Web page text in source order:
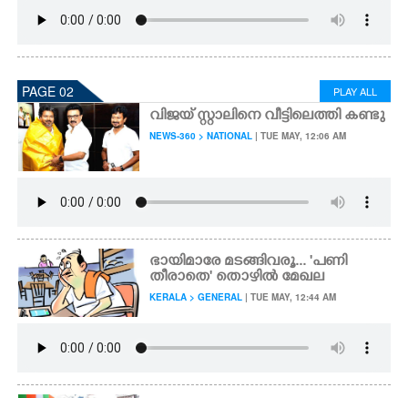
PAGE 02 PLAY ALL
വിജയ് സ്റ്റാലിനെ വീട്ടിലെത്തി കണ്ടു
NEWS-360 > NATIONAL | TUE MAY, 12:06 AM
ഭായിമാരേ മടങ്ങിവരൂ... 'പണി
തീരാതെ" തൊഴിൽ മേഖല
KERALA > GENERAL | TUE MAY, 12:44 AM